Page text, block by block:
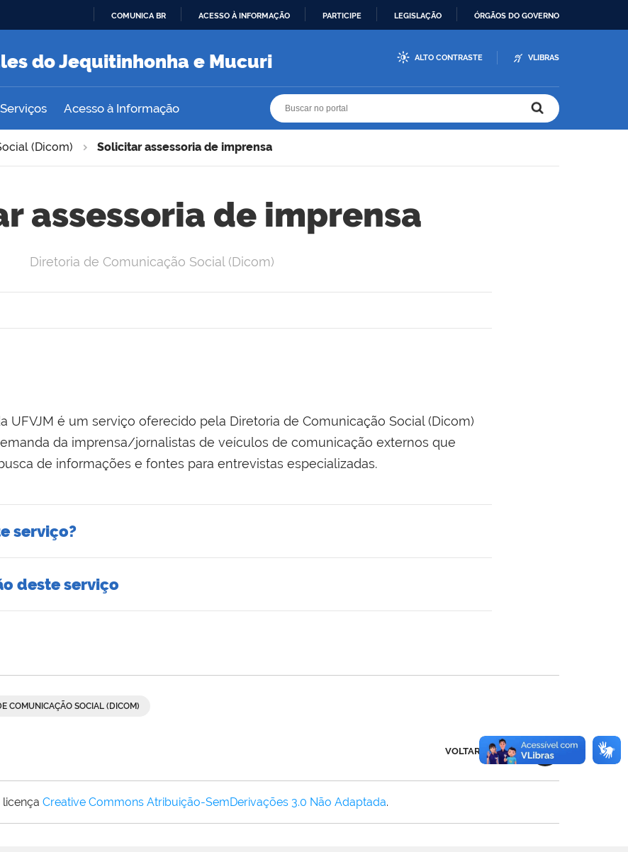
O
COMUNICA BR ACESSO À INFORMAÇÃO PARTICIPE LEGISLAÇÃO ÓRGÃOS DO GOVERNO
do Jequitinhonha e Mucuri ALTO CONTRASTE VLIBRAS
Serviços Acesso à Informação
(Dicom) Solicitar assessoria de imprensa
assessoria de imprensa
Diretoria de Comunicação Social (Dicom)
UFVJM é um serviço oferecido pela Diretoria de Comunicação Social (Dicom)
da imprensa/jornalistas de veículos de comunicação externos que
de informações e fontes para entrevistas especializadas.
serviço?
deste serviço
COMUNICAÇÃO SOCIAL (DICOM)
VOLTAR AO TOPO
Creative Commons Atribuição-SemDerivações 3.0 Não Adaptada.